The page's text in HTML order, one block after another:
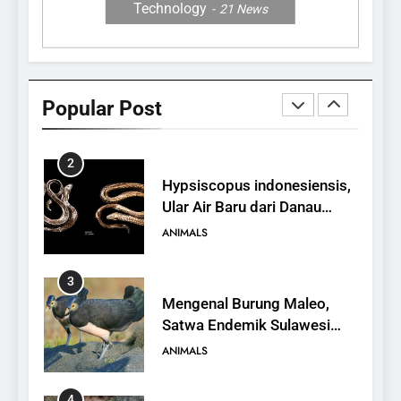
Technology 21 News
Popular Post
1
Antelope, Si Antelop
2
Hypsiscopus indonesiensis,
Ular Air Baru dari Danau
Towuti
ANIMALS
3
Mengenal Burung Maleo,
Satwa Endemik Sulawesi
yang Terancam Punah
ANIMALS